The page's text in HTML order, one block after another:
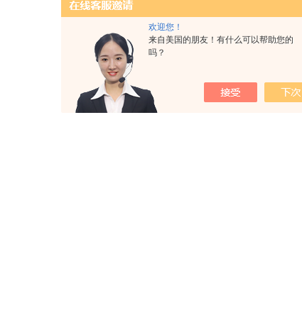
欢迎您！
来自美国的朋友！有什么可以帮助您的
吗？